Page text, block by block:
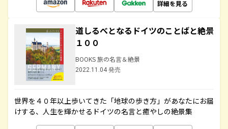
詳細を見る
道しるべとなるドイツのことばと絶景
１００
BOOKS 旅の名言＆絶景
2022.11.04 発売
世界を４０年以上歩いてきた「地球の歩き方」があなたにお届
けする、人生を輝かせるドイツの名言と癒やしの絶景集